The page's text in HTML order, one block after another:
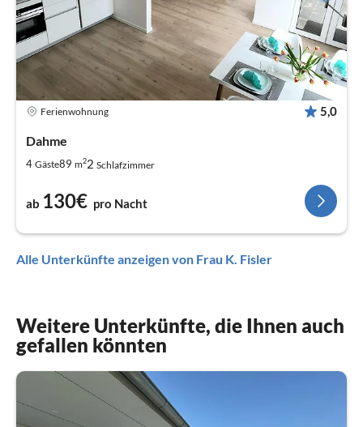
Ferienwohnung 5,0
Dahme
4 Gäste89 m22 Schlafzimmer
ab 130€ pro Nacht
Alle Unterkünfte anzeigen von Frau K. Fisler
Weitere Unterkünfte, die Ihnen auch
gefallen könnten